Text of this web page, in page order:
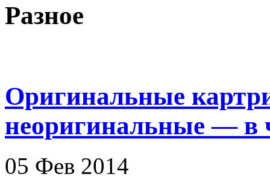
Разное
Оригинальные
неоригинальные — в
05 Фев 2014